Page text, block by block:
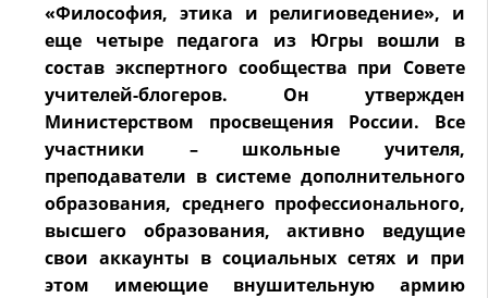
«Философия, этика и религиоведение», и
еще четыре педагога из Югры вошли в
состав экспертного сообщества при Совете
учителей-блогеров. Он утвержден
Министерством просвещения России. Все
участники – школьные учителя,
преподаватели в системе дополнительного
образования, среднего профессионального,
высшего образования, активно ведущие
свои аккаунты в социальных сетях и при
этом имеющие внушительную армию